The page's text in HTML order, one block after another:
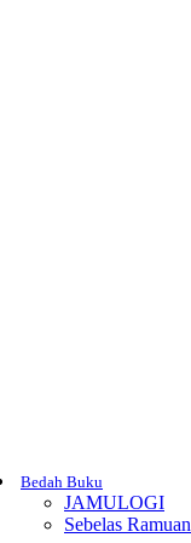
Bedah Buku
JAMULOGI
Sebelas